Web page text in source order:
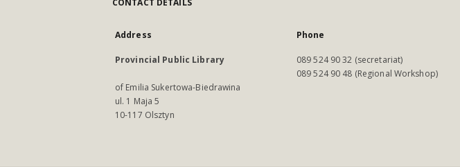
CONTACT DETAILS
Address
Provincial Public Library
of Emilia Sukertowa-Biedrawina
ul. 1 Maja 5
10-117 Olsztyn
Phone
089 524 90 32 (secretariat)
089 524 90 48 (Regional Workshop)